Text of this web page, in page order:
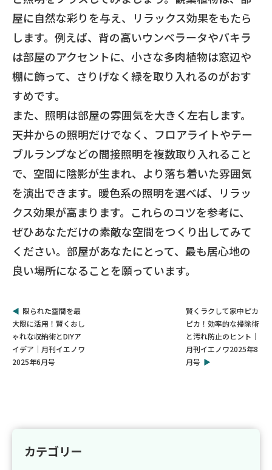
屋に自然な彩りを与え、リラックス効果をもたら
します。例えば、背の高いウンベラータやパキラ
は部屋のアクセントに、小さな多肉植物は窓辺や
棚に飾って、さりげなく緑を取り入れるのがおす
すめです。
また、照明は部屋の雰囲気を大きく左右します。
天井からの照明だけでなく、フロアライトやテー
ブルランプなどの間接照明を複数取り入れること
で、空間に陰影が生まれ、より落ち着いた雰囲気
を演出できます。暖色系の照明を選べば、リラッ
クス効果が高まります。これらのコツを参考に、
ぜひあなただけの素敵な空間をつくり出してみて
ください。部屋があなたにとって、最も居心地の
良い場所になることを願っています。
限られた空間を最
大限に活用！賢くおし
ゃれな収納術とDIYア
イデア｜月刊イエノワ
2025年6月号
賢くラクして家中ピカ
ピカ！効率的な掃除術
と汚れ防止のヒント｜
月刊イエノワ2025年8
月号
カテゴリー